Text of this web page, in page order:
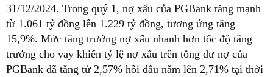
31/12/2024. Trong quý 1, nợ xấu của PGBank tăng mạnh
từ 1.061 tỷ đồng lên 1.229 tỷ đồng, tương ứng tăng
15,9%. Mức tăng trưởng nợ xấu nhanh hơn tốc độ tăng
trưởng cho vay khiến tỷ lệ nợ xấu trên tổng dư nợ của
PGBank đã tăng từ 2,57% hồi đầu năm lên 2,71% tại thời